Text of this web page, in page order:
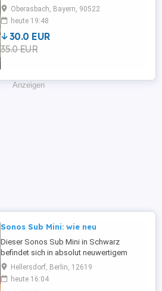
Laufwerk an.
Oberasbach, Bayern, 90522
heute 19:48
30.0 EUR
35.0 EUR
Anzeigen
Sonos Sub Mini: wie neu
Dieser Sonos Sub Mini in Schwarz
befindet sich in absolut neuwertigem
Zustand. Es sind keine Beschädigungen
oder Mängel zu erkennen. Der Subwoofer
stand stets in einem rauchfreien Raum,
Hellersdorf, Berlin, 12619
heute 16:04